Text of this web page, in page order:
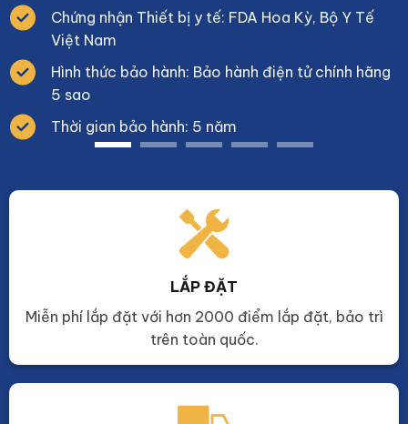
Chứng nhận Thiết bị y tế: FDA Hoa Kỳ, Bộ Y Tế
Việt Nam
Hình thức bảo hành: Bảo hành điện tử chính hãng
5 sao
Thời gian bảo hành: 5 năm
LẮP ĐẶT
Miễn phí lắp đặt với hơn 2000 điểm lắp đặt, bảo trì
trên toàn quốc.